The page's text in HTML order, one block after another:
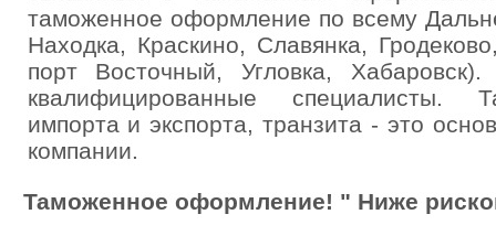
таможенное оформление по всему
Находка, Краскино, Славянка,
порт Восточный, Угловка,
квалифицированные специалисты.
импорта и экспорта, транзита - это
компании.
Таможенное оформление! " Ниже